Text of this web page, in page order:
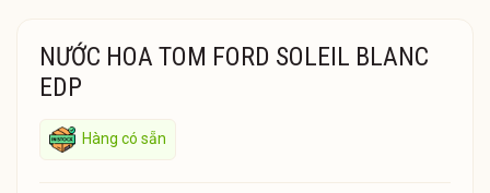
NƯỚC HOA TOM FORD SOLEIL BLANC
EDP
Hàng có sẵn